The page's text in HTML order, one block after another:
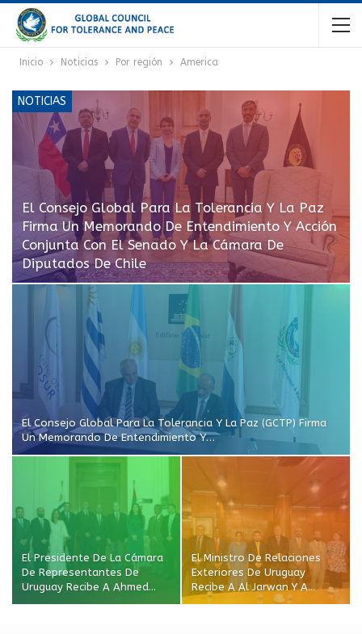
Inicio Noticias Por región America
NOTICIAS
El Consejo Global Para La Tolerancia Y La Paz
Firma Un Memorando De Entendimiento Y Acción
Conjunta Con El Senado Y La Cámara De
Diputados De Chile
El Consejo Global Para La Tolerancia Y La Paz (GCTP) Firma
Un Memorando De Entendimiento Y…
El Presidente De La Cámara
De Representantes De
Uruguay Recibe A Ahmed…
El Ministro De Relaciones
Exteriores De Uruguay
Recibe A Al Jarwan Y A…